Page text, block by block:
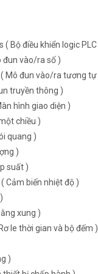
Bộ điều khiển logic
đun vào/ra số )
Mô đun vào/ra tương tự
truyền thông )
hình giao diện )
chiều )
quang )
)
suất )
biến nhiệt độ )
xung )
le thời gian và bộ đếm )
)